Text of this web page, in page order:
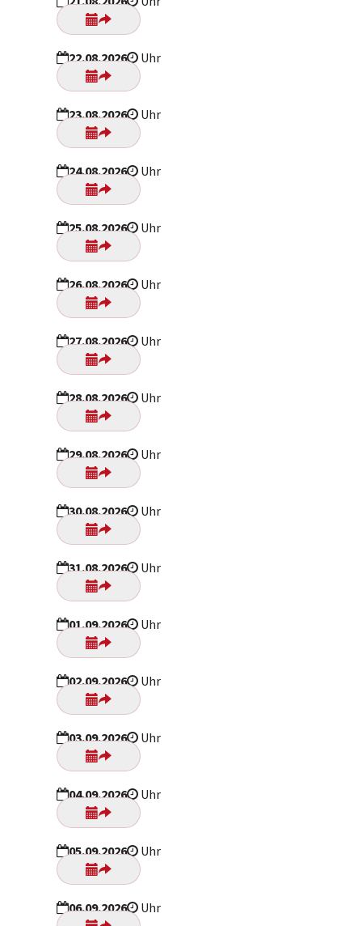
22.08.2026 Uhr
23.08.2026 Uhr
24.08.2026 Uhr
25.08.2026 Uhr
26.08.2026 Uhr
27.08.2026 Uhr
28.08.2026 Uhr
29.08.2026 Uhr
30.08.2026 Uhr
31.08.2026 Uhr
01.09.2026 Uhr
02.09.2026 Uhr
03.09.2026 Uhr
04.09.2026 Uhr
05.09.2026 Uhr
06.09.2026 Uhr